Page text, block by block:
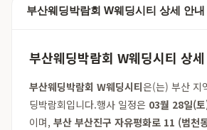
부산웨딩박람회 W웨딩시티 상세 안내
부산웨딩박람회 W웨딩시티 상
부산웨딩박람회 W웨딩시티은(는) 부산 지
딩박람회입니다.행사 일정은 03월 28일(
이며, 부산 부산진구 자유평화로 11 (범천